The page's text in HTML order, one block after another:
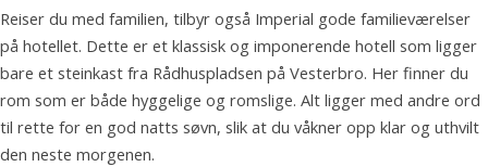
Reiser du med familien, tilbyr også Imperial gode familieværelser
på hotellet. Dette er et klassisk og imponerende hotell som ligger
bare et steinkast fra Rådhuspladsen på Vesterbro. Her finner du
rom som er både hyggelige og romslige. Alt ligger med andre ord
til rette for en god natts søvn, slik at du våkner opp klar og uthvilt
den neste morgenen.